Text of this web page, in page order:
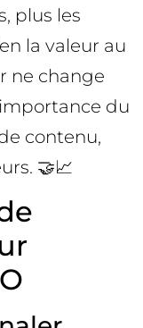
plus les
la valeur au
ne change
du
contenu,
🤝📈